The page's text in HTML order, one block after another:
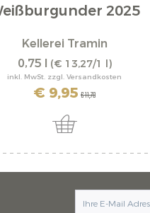
2025
Kellerei Tramin
0,75 l (€ 13,27/1 l)
inkl. MwSt. zzgl. Versandkosten
€ 9,95 € 11,70